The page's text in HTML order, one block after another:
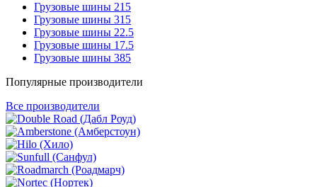
Грузовые шины 215
Грузовые шины 315
Грузовые шины 22.5
Грузовые шины 17.5
Грузовые шины 385
Популярные производители
Все производители